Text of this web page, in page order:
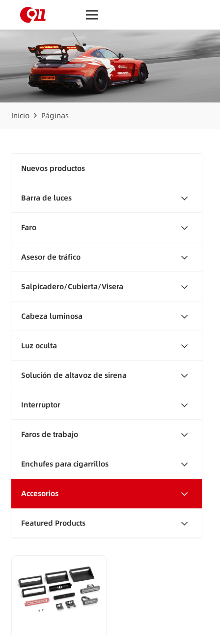
Inicio Páginas
Nuevos productos
Barra de luces
Faro
Asesor de tráfico
Salpicadero/Cubierta/Visera
Cabeza luminosa
Luz oculta
Solución de altavoz de sirena
Interruptor
Faros de trabajo
Enchufes para cigarrillos
Accesorios
Featured Products